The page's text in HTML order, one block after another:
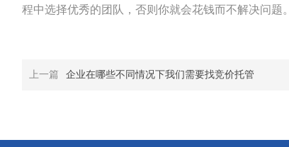
程中选择优秀的团队，否则你就会花钱而不解决问题。
上一篇 企业在哪些不同情况下我们需要找竞价托管